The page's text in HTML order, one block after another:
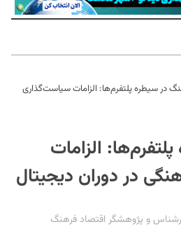
در سیطره پلتفرم‌ها: الزامات سیاست‌گذاری
الزامات
در دوران دیجیتال
و پژوهشگر اقتصاد فرهنگ